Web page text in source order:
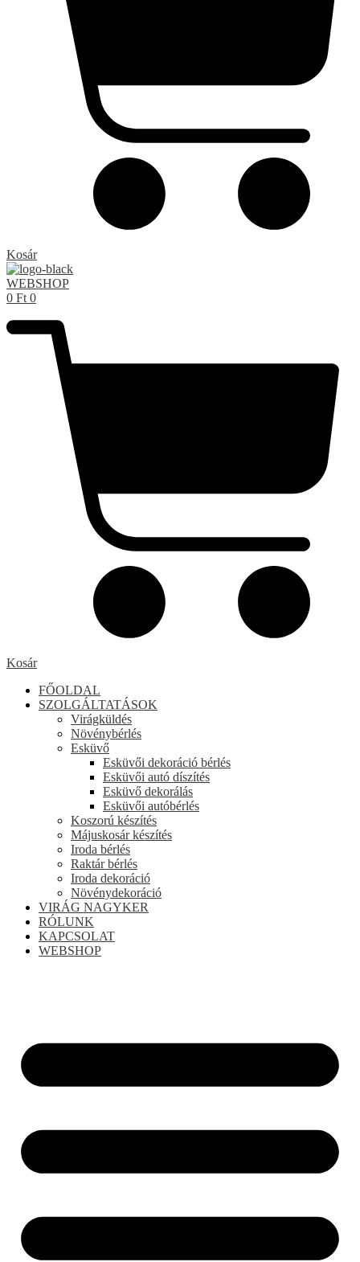
Kosár
WEBSHOP
0 Ft 0
Kosár
FŐOLDAL
SZOLGÁLTATÁSOK
Virágküldés
Növénybérlés
Esküvő
Esküvői dekoráció bérlés
Esküvői autó díszítés
Esküvő dekorálás
Esküvői autóbérlés
Koszorú készítés
Májuskosár készítés
Iroda bérlés
Raktár bérlés
Iroda dekoráció
Növénydekoráció
VIRÁG NAGYKER
RÓLUNK
KAPCSOLAT
WEBSHOP